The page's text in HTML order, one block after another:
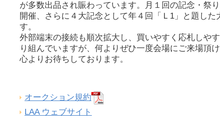
が多数出品され賑わっています。月１回の記念・祭
開催、さらに４大記念として年４回「Ｌ1」と題した
す。
外部端末の接続も順次拡大し、買いやすく応札しや
り組んでいますが、何よりぜひ一度会場にご来場頂
心よりお待ちしております。
オークション規約
LAA ウェブサイト